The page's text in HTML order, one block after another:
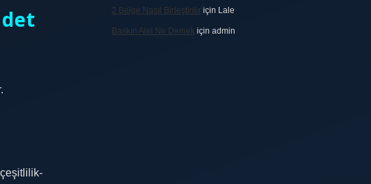
2 Belge Nasıl Birleştiriliriçin Lale
Baskın Alel Ne Demek için admin